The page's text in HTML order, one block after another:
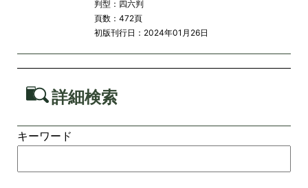
判型：四六判
頁数：472頁
初版刊行日：2024年01月26日
詳細検索
キーワード